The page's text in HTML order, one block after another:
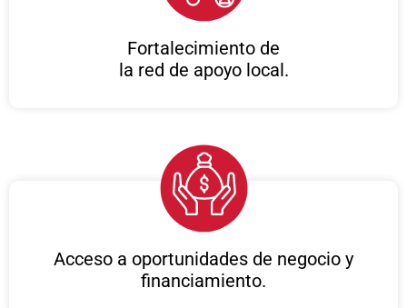
Fortalecimiento de
la red de apoyo local.
Acceso a oportunidades de negocio y
financiamiento.